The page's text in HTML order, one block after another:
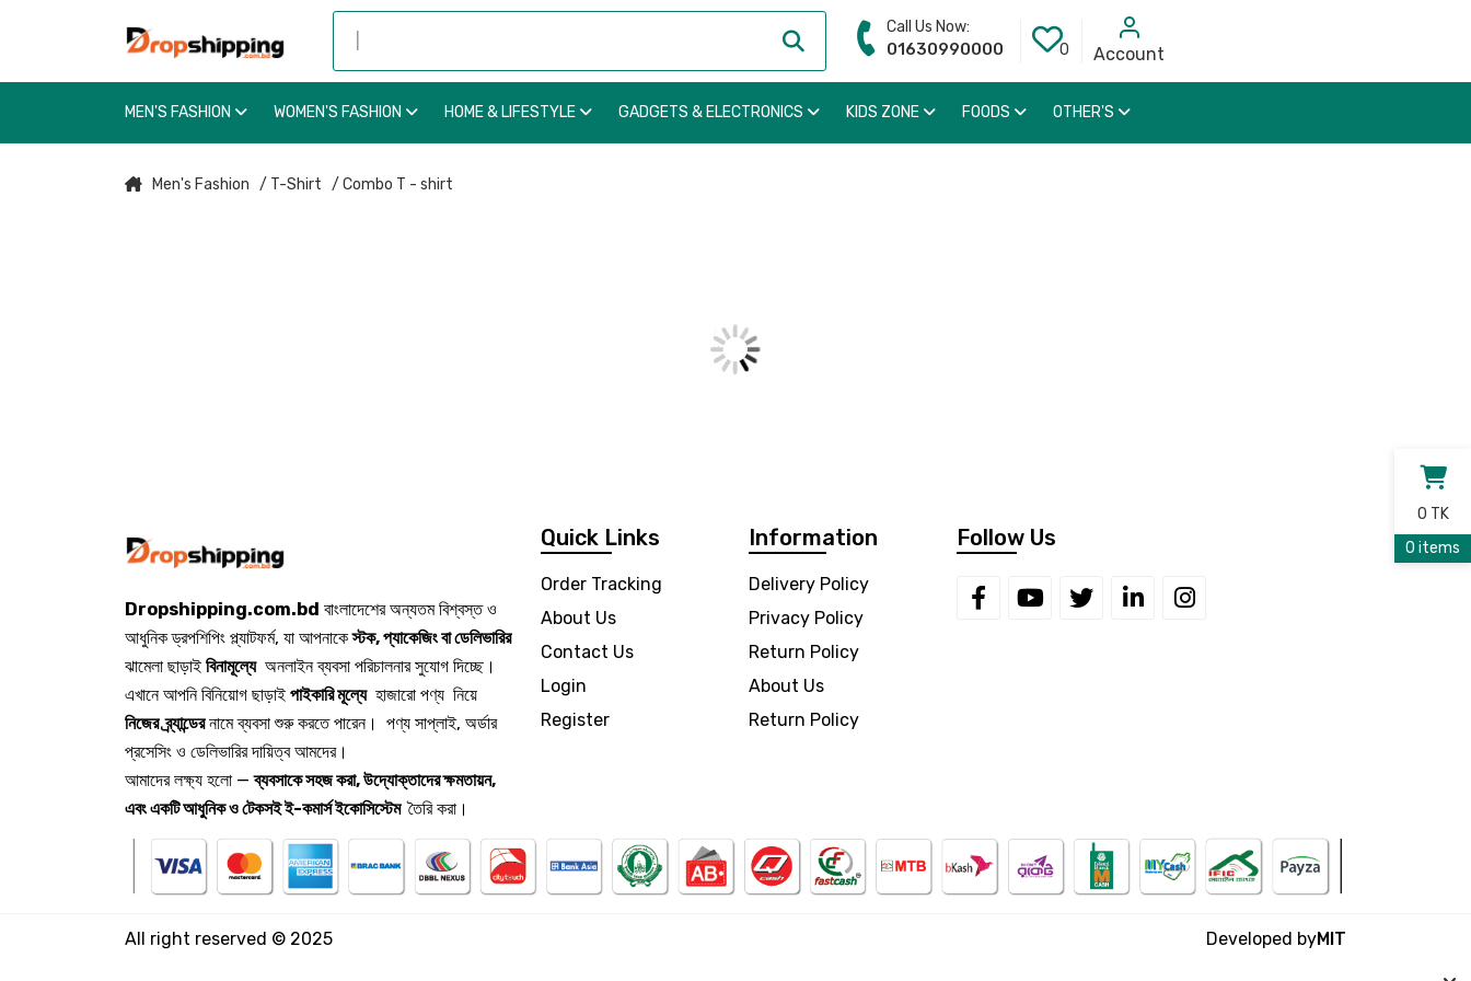
Call Us Now:
01630990000 0 Account
MEN'S FASHION WOMEN'S FASHION HOME & LIFESTYLE GADGETS & ELECTRONICS KIDS ZONE FOODS OTHER'S
Men's Fashion / T-Shirt / Combo T - shirt
Dropshipping.com.bd বাংলাদেশের অন্যতম বিশ্বস্ত ও
আধুনিক ড্রপশিপিং প্ল্যাটফর্ম, যা আপনাকেস্টক, প্যাকেজিং বা ডেলিভারির
ঝামেলা ছাড়াই বিনামূল্যেঅনলাইন ব্যবসা পরিচালনার সুযোগ দিচ্ছে।
এখানে আপনি বিনিয়োগ ছাড়াই পাইকারি মূল্যেহাজারো পণ্য নিয়ে
নিজের ব্র্যান্ডেরনামে ব্যবসা শুরু করতে পারেন। পণ্য সাপ্লাই, অর্ডার
প্রসেসিং ও ডেলিভারির দায়িত্ব আমদের।
আমাদের লক্ষ্য হলো —ব্যবসাকে সহজ করা, উদ্যোক্তাদের ক্ষমতায়ন,
এবং একটি আধুনিক ও টেকসই ই-কমার্স ইকোসিস্টেম তৈরি করা।
Quick Links
Order Tracking
About Us
Contact Us
Login
Register
Information
Delivery Policy
Privacy Policy
Return Policy
About Us
Return Policy
Follow Us
All right reserved © 2025 Developed byMIT
0 TK
0 items